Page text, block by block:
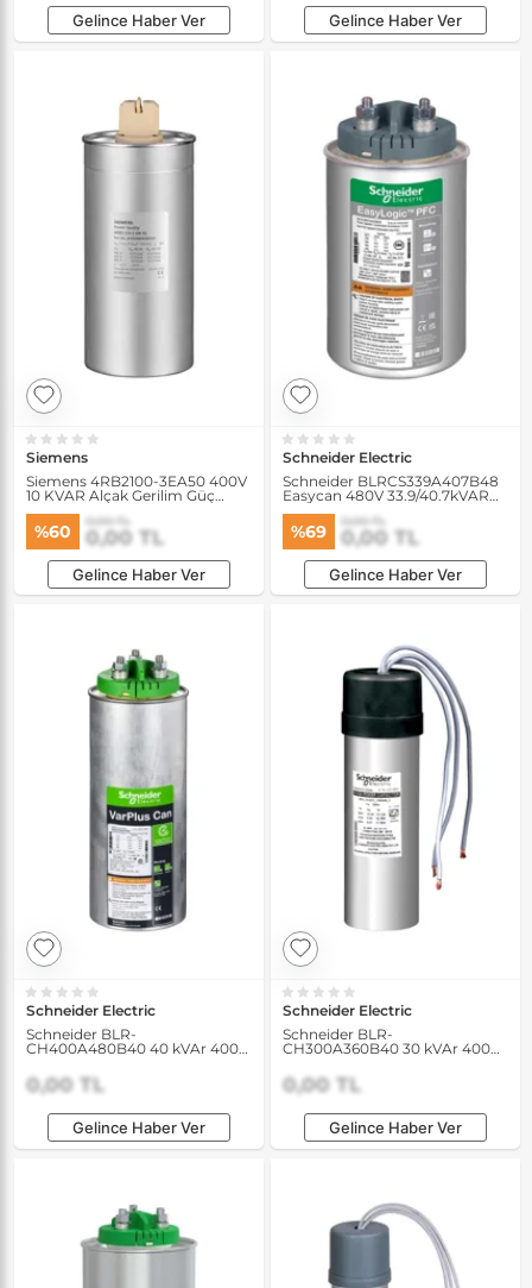
Gelince Haber Ver Gelince Haber Ver
Siemens
Siemens 4RB2100-3EA50 400V
10 KVAR Alçak Gerilim Güç
Kondansatörü
%60 0,00 TL
0,00 TL
Gelince Haber Ver
Schneider Electric
Schneider BLRCS339A407B48
Easycan 480V 33.9/40.7kVAR
50/60Hz Kondansatör
%69 0,00 TL
0,00 TL
Gelince Haber Ver
Schneider Electric
Schneider BLR-
CH400A480B40 40 kVAr 400V
0,00 TL
Gelince Haber Ver
Schneider Electric
Schneider BLR-
CH300A360B40 30 kVAr 400V
0,00 TL
Gelince Haber Ver